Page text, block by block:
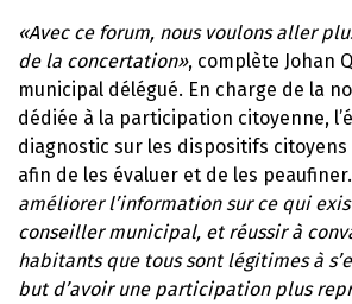
«Avec ce forum, nous voulons aller
de la concertation», complète Johan
municipal délégué. En charge de la
dédiée à la participation citoyenne,
diagnostic sur les dispositifs citoyens
afin de les évaluer et de les peaufiner.
améliorer l’information sur ce qui
conseiller municipal, et réussir à
habitants que tous sont légitimes à
but d’avoir une participation plus